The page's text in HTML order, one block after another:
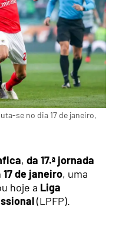
se no dia 17 de janeiro,
,da 17.ª jornada
17 de janeiro, uma
hoje a Liga
(LPFP).